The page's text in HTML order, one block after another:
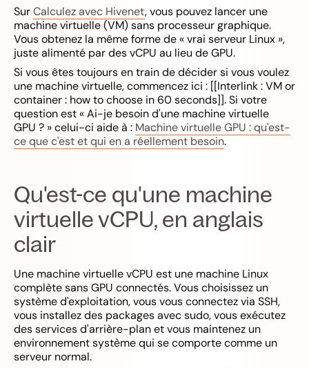
SurCalculez avec Hivenet, vous pouvez lancer une
machine virtuelle (VM) sans processeur graphique.
Vous obtenez la même forme de « vrai serveur Linux »,
juste alimenté par des vCPU au lieu de GPU.
Si vous êtes toujours en train de décider si vous voulez
une machine virtuelle, commencez ici : [[Interlink : VM or
container : how to choose in 60 seconds]]. Si votre
question est « Ai-je besoin d'une machine virtuelle
GPU ? » celui-ci aide à : Machine virtuelle GPU : qu'est-
ce que c'est et qui en a réellement besoin.
Qu'est-ce qu'une machine
virtuelle vCPU, en anglais
clair
Une machine virtuelle vCPU est une machine Linux
complète sans GPU connectés. Vous choisissez un
système d'exploitation, vous vous connectez via SSH,
vous installez des packages avec sudo, vous exécutez
des services d'arrière-plan et vous maintenez un
environnement système qui se comporte comme un
serveur normal.